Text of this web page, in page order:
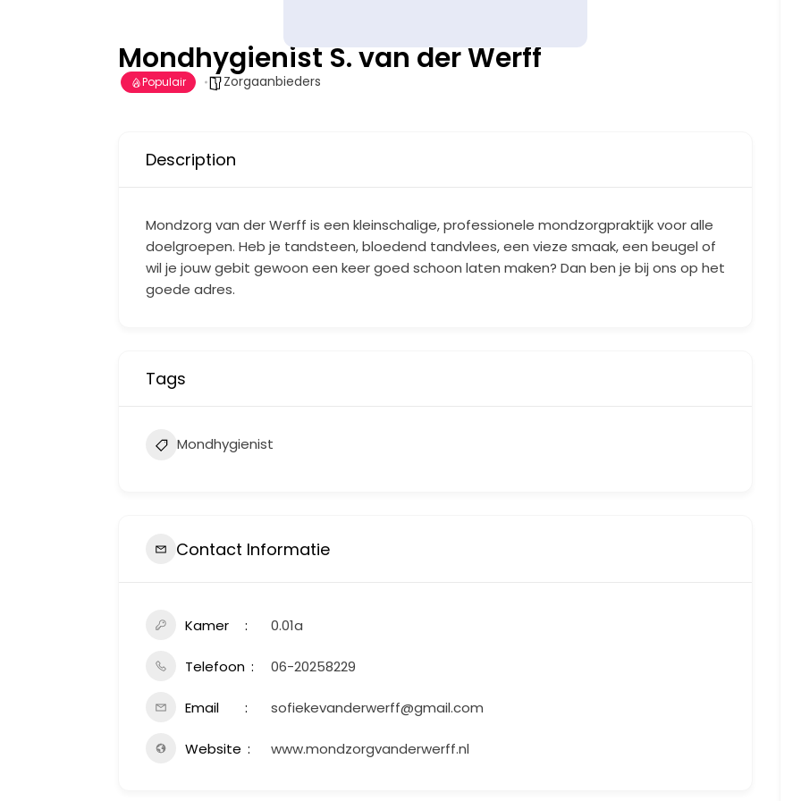
Mondhygienist S. van der Werff
Populair Zorgaanbieders
Description
Mondzorg van der Werff is een kleinschalige, professionele mondzorgpraktijk voor alle
doelgroepen. Heb je tandsteen, bloedend tandvlees, een vieze smaak, een beugel of
wil je jouw gebit gewoon een keer goed schoon laten maken? Dan ben je bij ons op het
goede adres.
Tags
Mondhygienist
Contact Informatie
Kamer 0.01a
Telefoon 06-20258229
Email sofiekevanderwerff@gmail.com
Website www.mondzorgvanderwerff.nl